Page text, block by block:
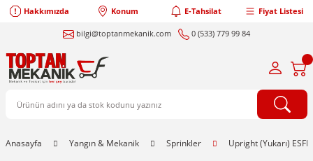
Hakkımızda Konum E-Tahsilat Fiyat Listesi
bilgi@toptanmekanik.com 0 (533) 779 99 84
Anasayfa Yangın & Mekanik Sprinkler Upright (Yukarı)